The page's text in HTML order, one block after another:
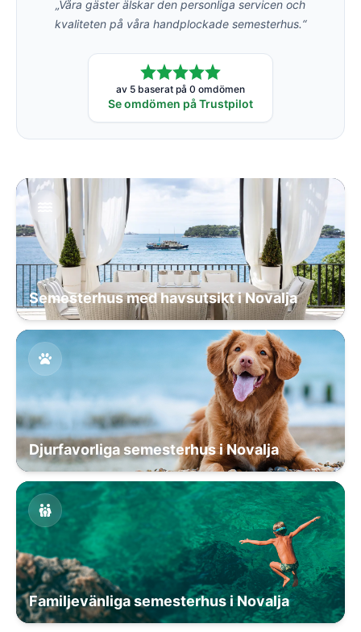
„Våra gäster älskar den personliga servicen och
kvaliteten på våra handplockade semesterhus.“
av 5 baserat på 0 omdömen
Se omdömen på Trustpilot
Semesterhus med havsutsikt i Novalja
Djurfavorliga semesterhus i Novalja
Familjevänliga semesterhus i Novalja